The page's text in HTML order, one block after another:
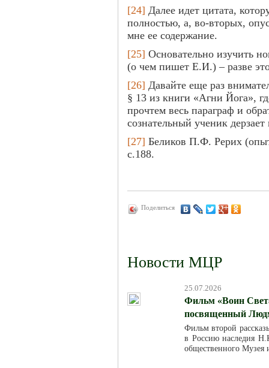
[24] Далее идет цитата,
полностью, а, во-вторых,
мне ее содержание.
[25] Основательно изучить
(о чем пишет Е.И.) – разве
[26] Давайте еще раз
§ 13 из книги «Агни Йога»,
прочтем весь параграф и
сознательный ученик
[27] Беликов П.Ф. Рерих
с.188.
Поделиться
Новости МЦР
25.07.2026
Фильм «Воин
посвященный
Фильм второй
в Россию наследия
общественного